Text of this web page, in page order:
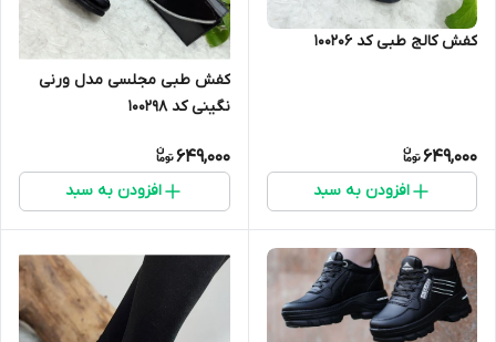
کفش کالج طبی کد 100206
649,000
افزودن به سبد
کفش طبی مجلسی مدل ورنی
نگینی کد 100298
649,000
افزودن به سبد